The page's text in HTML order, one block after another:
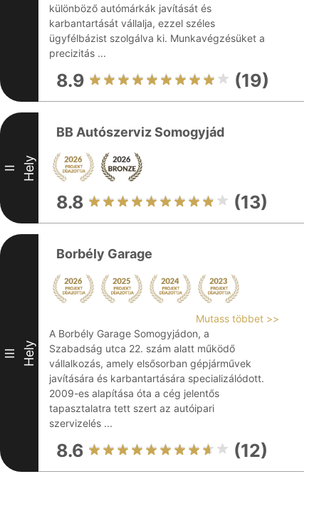
különböző autómárkák javítását és
karbantartását vállalja, ezzel széles
ügyfélbázist szolgálva ki. Munkavégzésüket a
precizitás ...
8.9 (19)
II Hely
BB Autószerviz Somogyjád
8.8 (13)
III Hely
Borbély Garage
Mutass többet >>
A Borbély Garage Somogyjádon, a
Szabadság utca 22. szám alatt működő
vállalkozás, amely elsősorban gépjárművek
javítására és karbantartására specializálódott.
2009-es alapítása óta a cég jelentős
tapasztalatra tett szert az autóipari
szervizelés ...
8.6 (12)